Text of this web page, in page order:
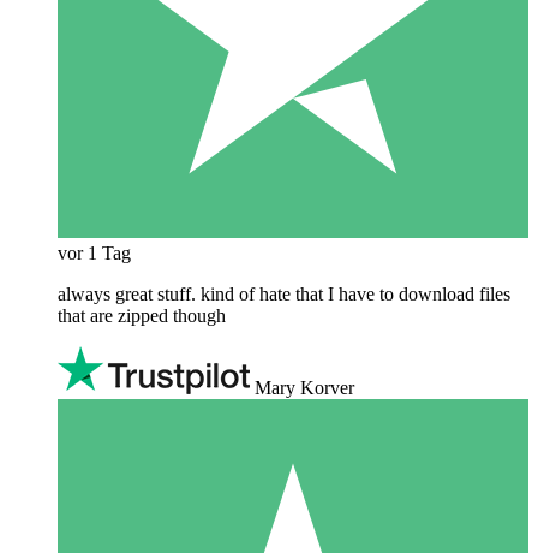
vor 1 Tag
always great stuff. kind of hate that I have to download files
that are zipped though
Mary Korver